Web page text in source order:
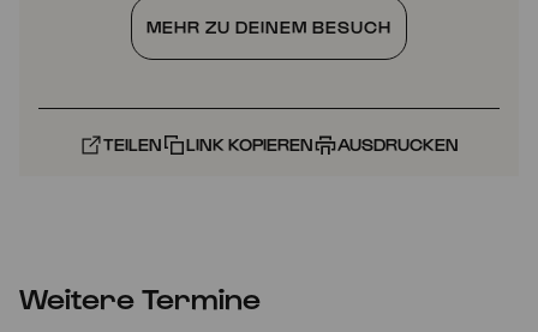
MEHR ZU DEINEM BESUCH
TEILEN LINK KOPIEREN AUSDRUCKEN
Weitere Termine